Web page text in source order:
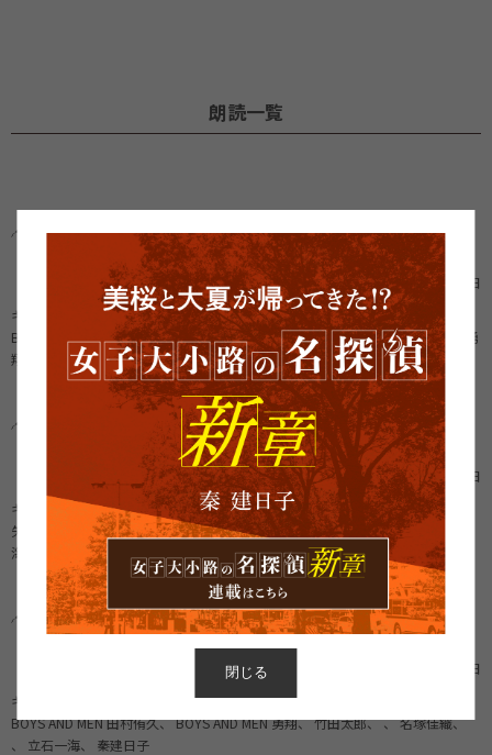
閉じる
朗読一覧
最終回
「動き出した運命」
2021年08月06日
キャスト
BOYS AND MEN 田村侑久
沢口愛華 名塚佳織 新研吾
BOYS AND MEN 勇
翔
名塚佳織 立石一海 秦建日子
2021年04月06日
キャスト
矢方美紀
岐阜市 柴橋正直市長 滝佳保子 名塚佳織
音楽 立石一
海
秦建日子
第10回
「トモダチとは何か？」
2021年03月17日
キャスト
BOYS AND MEN 田村侑久
BOYS AND MEN 勇翔 竹田太郎
名塚佳織
立石一海
秦建日子